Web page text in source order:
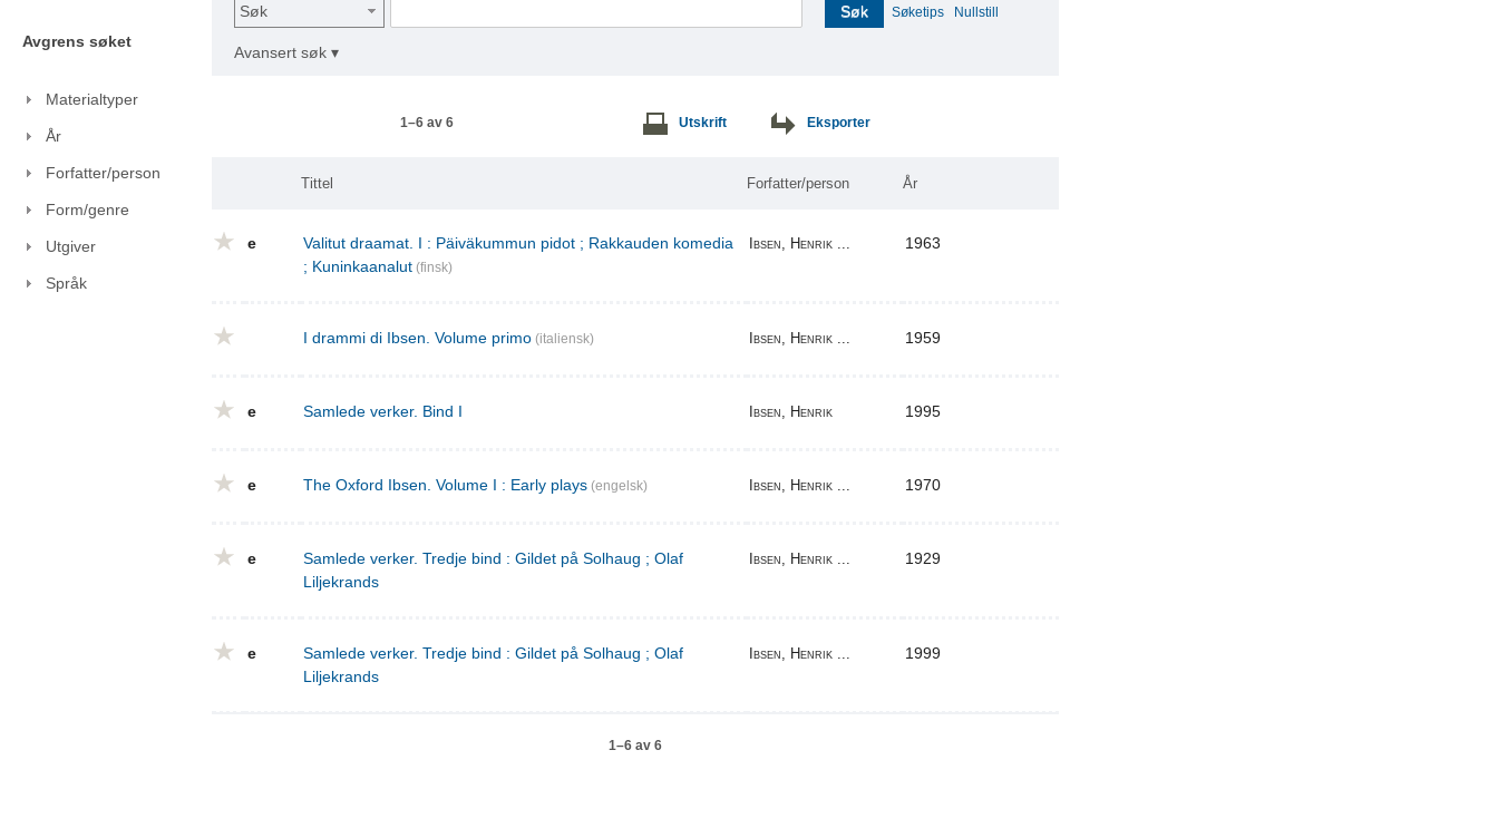
Avgrens søket
Materialtyper
År
Forfatter/person
Form/genre
Utgiver
Språk
Søk Søk Søketips Nullstill
Avansert søk ▾
1–6 av 6 Utskrift Eksporter
Tittel Forfatter/person År
e
Valitut draamat. I : Päiväkummun pidot ; Rakkauden komedia
; Kuninkaanalut (finsk)
Ibsen, Henrik ... 1963
I drammi di Ibsen. Volume primo (italiensk) Ibsen, Henrik ... 1959
e Samlede verker. Bind I Ibsen, Henrik 1995
e The Oxford Ibsen. Volume I : Early plays (engelsk) Ibsen, Henrik ... 1970
e
Samlede verker. Tredje bind : Gildet på Solhaug ; Olaf
Liljekrands
Ibsen, Henrik ... 1929
e
Samlede verker. Tredje bind : Gildet på Solhaug ; Olaf
Liljekrands
Ibsen, Henrik ... 1999
1–6 av 6